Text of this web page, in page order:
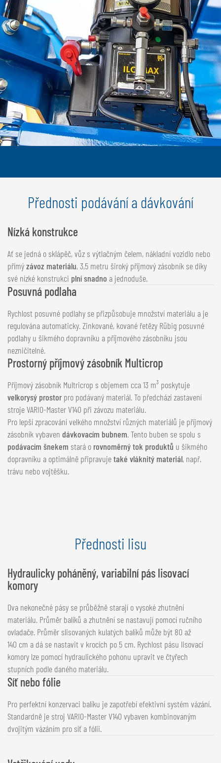
Přednosti podávání a dávkování
Nízká konstrukce
Ať se jedná o sklápěč, vůz s výtlačným čelem, nákladní vozidlo nebo
přímýzávoz materiálu, 3,5 metru široký příjmový zásobník se díky
své nízké konstrukci plní snadno a jednoduše.
Posuvná podlaha
Rychlost posuvné podlahy se přizpůsobuje množství materiálu a je
regulována automaticky. Zinkované, kované řetězy Rübig posuvné
podlahy u šikmého dopravníku a příjmového zásobníku jsou
nezničitelné.
Prostorný příjmový zásobník Multicrop
Příjmový zásobník Multricrop s objemem cca 13 m³ poskytuje
velkorysý prostorpro podávaný materiál. To předchází zastavení
stroje VARIO-Master V140 při závozu materiálu.
Pro lepší zpracování velkého množství různých materiálů je příjmový
zásobník vybaven dávkovacím bubnem. Tento buben se spolu s
podávacím šnekem stará o rovnoměrný tok produktů u šikmého
dopravníku a optimálně připravujetaké vláknitý materiál, např.
trávu nebo vojtěšku.
Přednosti lisu
Hydraulicky poháněný, variabilní pás lisovací
komory
Dva nekonečné pásy se průběžně starají o vysoké zhutnění
materiálu. Průměr balíků a zhutnění se nastavují pomocí ručního
ovladače. Průměr slisovaných kulatých balíků může být 80 až
140 cm a dá se nastavit v krocích po 5 cm. Rychlost pásu lisovací
komory lze pomocí hydraulického pohonu upravit ve čtyřech
stupních podle daného materiálu.
Síť nebo fólie
Pro perfektní konzervaci balíku je zapotřebí efektivní systém vázání.
Standardně je stroj VARIO-Master V140 vybaven kombinovaným
dvojitým vázáním pro síť a fólii.